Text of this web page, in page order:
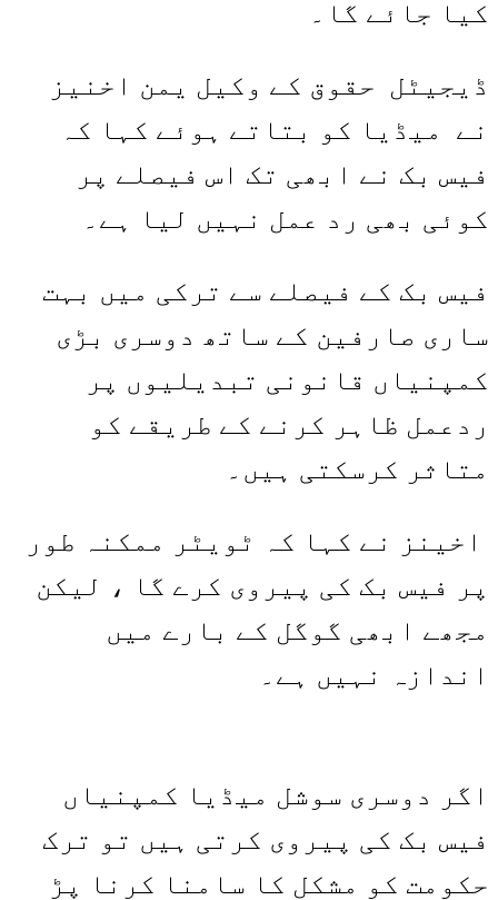
کیا جائے گا۔
ڈیجیٹل حقوق کے وکیل یمن اخنیز
نے میڈیا کو بتاتے ہوئے کہا کہ
فیس بک نے ابھی تک اس فیصلے پر
کوئی بھی رد عمل نہیں لیا ہے۔
فیس بک کے فیصلے سے ترکی میں بہت
ساری صارفین کے ساتھ دوسری بڑی
کمپنیاں قانونی تبدیلیوں پر
ردعمل ظاہر کرنے کے طریقے کو
متاثر کرسکتی ہیں۔
اخینز نے کہا کہ ٹویٹر ممکنہ طور
پر فیس بک کی پیروی کرے گا ، لیکن
مجھے ابھی گوگل کے بارے میں
اندازہ نہیں ہے۔
اگر دوسری سوشل میڈیا کمپنیاں
فیس بک کی پیروی کرتی ہیں تو ترک
حکومت کو مشکل کا سامنا کرنا پڑ